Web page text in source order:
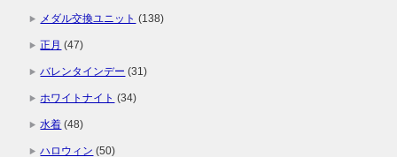
メダル交換ユニット (138)
正月 (47)
バレンタインデー (31)
ホワイトナイト (34)
水着 (48)
ハロウィン (50)